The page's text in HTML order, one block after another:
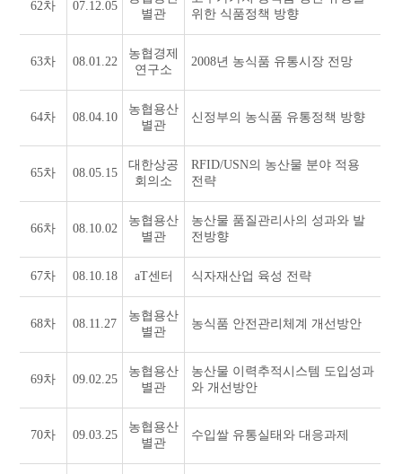
62차 07.12.05
별관
위한 식품정책 방향
63차 08.01.22
농협경제
연구소
2008년 농식품 유통시장 전망
64차 08.04.10
농협용산
별관
신정부의 농식품 유통정책 방향
65차 08.05.15
대한상공
회의소
RFID/USN의 농산물 분야 적용
전략
66차 08.10.02
농협용산
별관
농산물 품질관리사의 성과와 발
전방향
67차 08.10.18 aT센터 식자재산업 육성 전략
68차 08.11.27
농협용산
별관
농식품 안전관리체계 개선방안
69차 09.02.25
농협용산
별관
농산물 이력추적시스템 도입성과
와 개선방안
70차 09.03.25
농협용산
별관
수입쌀 유통실태와 대응과제